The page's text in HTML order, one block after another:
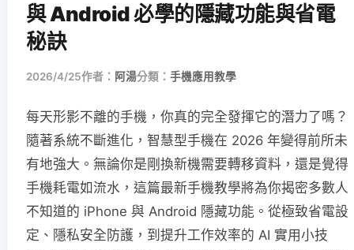
與 Android 必學的隱藏功能與省電
秘訣
2026/4/25作者： 阿湯分類： 手機應用教學
每天形影不離的手機，你真的完全發揮它的潛力了嗎？
隨著系統不斷進化，智慧型手機在 2026 年變得前所未
有地強大。無論你是剛換新機需要轉移資料，還是覺得
手機耗電如流水，這篇最新手機教學將為你揭密多數人
不知道的 iPhone 與 Android 隱藏功能。從極致省電設
定、隱私安全防護，到提升工作效率的 AI 實用小技